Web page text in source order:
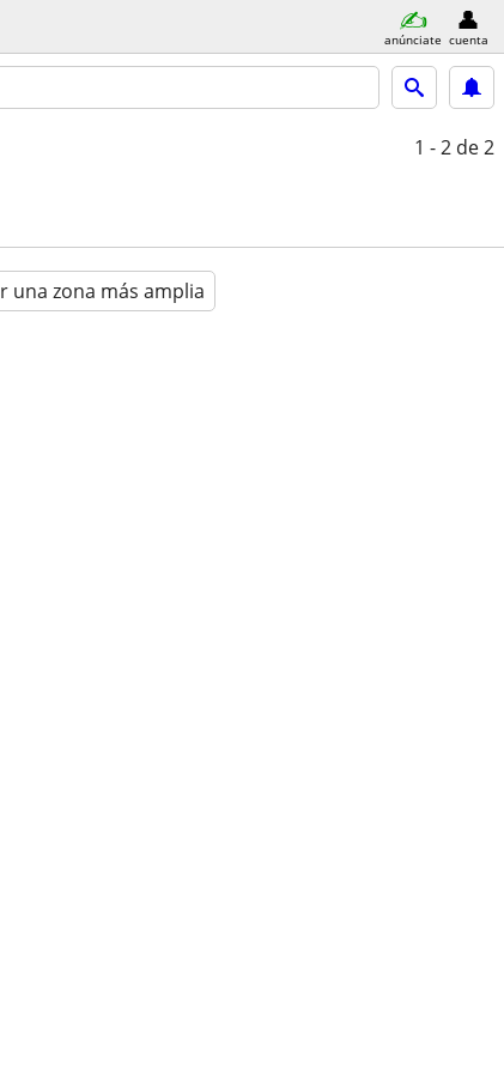
anúnciate cuenta
1 - 2 de 2
una zona más amplia